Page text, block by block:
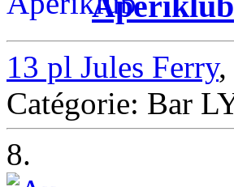
13 pl Jules Ferry,
Catégorie: Bar
8.